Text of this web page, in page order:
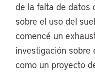
de la falta de datos
sobre el uso del
comencé un
investigación sobre
como un proyecto